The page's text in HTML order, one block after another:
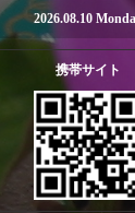
2026.08.10
携帯サイト